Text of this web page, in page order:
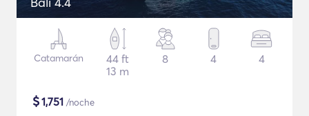
Catamarán
44 ft
13 m
8 4 4
$1,751 /noche